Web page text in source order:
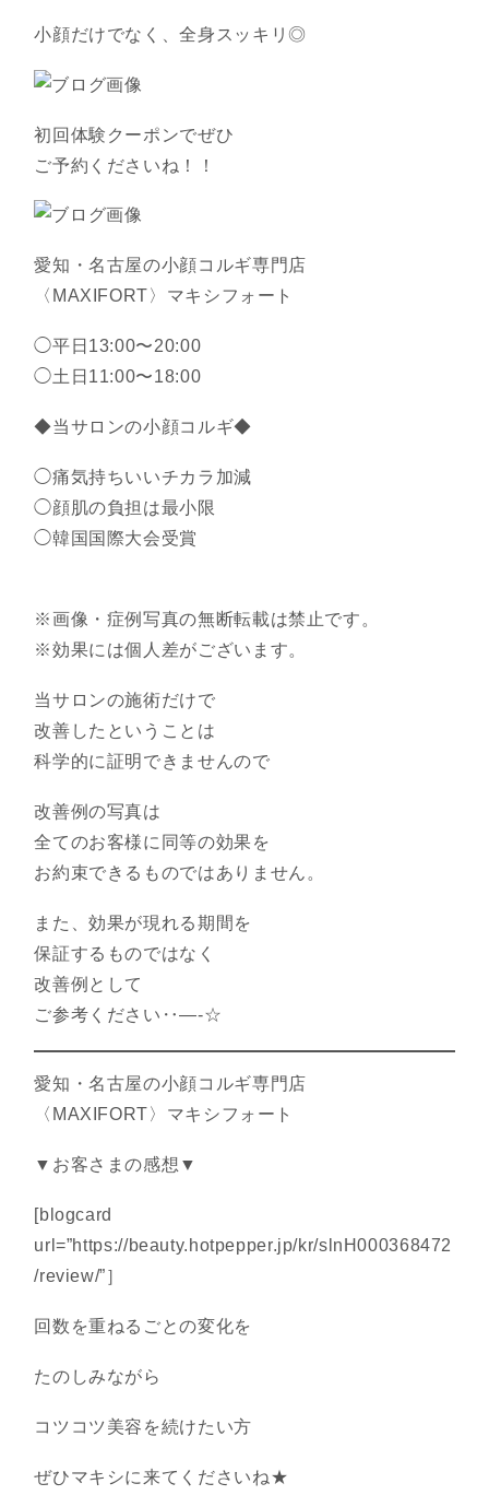
小顔だけでなく、全身スッキリ◎
初回体験クーポンでぜひ
ご予約くださいね！！
愛知・名古屋の小顔コルギ専門店
〈MAXIFORT〉マキシフォート
◯平日13:00〜20:00
◯土日11:00〜18:00
◆当サロンの小顔コルギ◆
◯痛気持ちいいチカラ加減
◯顔肌の負担は最小限
◯韓国国際大会受賞
※画像・症例写真の無断転載は禁止です。
※効果には個人差がございます。
当サロンの施術だけで
改善したということは
科学的に証明できませんので
改善例の写真は
全てのお客様に同等の効果を
お約束できるものではありません。
また、効果が現れる期間を
保証するものではなく
改善例として
ご参考ください‥—-☆
愛知・名古屋の小顔コルギ専門店
〈MAXIFORT〉マキシフォート
▼お客さまの感想▼
[blogcard
url=”https://beauty.hotpepper.jp/kr/slnH000368472
/review/”］
回数を重ねるごとの変化を
たのしみながら
コツコツ美容を続けたい方
ぜひマキシに来てくださいね★